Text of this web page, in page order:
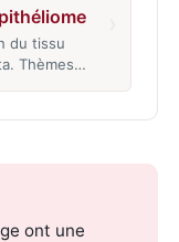
du tissu
Thèmes…
ont une